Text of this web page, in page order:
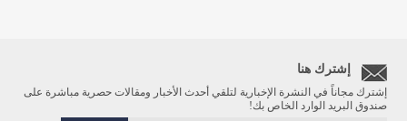
إشترك هنا
إشترك مجاناً في النشرة الإخبارية لتلقي أحدث الأخبار ومقالات حصرية مباشرة على
صندوق البريد الوارد الخاص بك!